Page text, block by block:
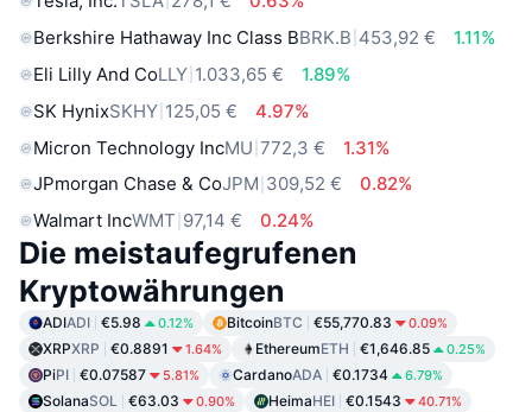
Berkshire Hathaway Inc Class BBRK.B 453,92 €
1.11%
Eli Lilly And CoLLY 1.033,65 €
1.89%
SK HynixSKHY 125,05 €
4.97%
Micron Technology IncMU 772,3 €
1.31%
JPmorgan Chase & CoJPM 309,52 €
0.82%
Walmart IncWMT 97,14 € 0.24%
Die meistaufegrufenen
Kryptowährungen
ADIADI €5.98 0.12% BitcoinBTC €55,770.83 0.09%
XRPXRP €0.8891 1.64% EthereumETH €1,646.85 0.25%
PiPI €0.07587 5.81% CardanoADA €0.1734 6.79%
SolanaSOL €63.03 0.90% HeimaHEI €0.1543 40.71%